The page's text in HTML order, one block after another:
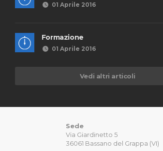
01 Aprile 2016
Formazione
01 Aprile 2016
Vedi altri articoli
Sede
Via Giardinetto 5
36061 Bassano del Grappa (VI)